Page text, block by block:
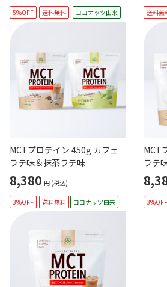
5%OFF 送料無料 ココナッツ由来 送料無
MCTプロテイン 450g カフェ
ラテ味＆抹茶ラテ味
8,380 円 (税込)
3%OFF 送料無料 ココナッツ由来
MCT
ラテ
3%OFF